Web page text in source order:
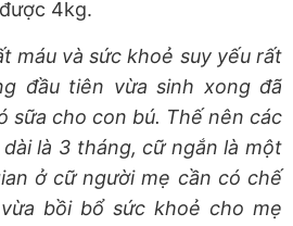
4kg.
máu và sức khoẻ suy yếu rất
đầu tiên vừa sinh xong đã
sữa cho con bú. Thế nên các
là 3 tháng, cữ ngắn là một
ở cữ người mẹ cần có chế
bồi bổ sức khoẻ cho mẹ